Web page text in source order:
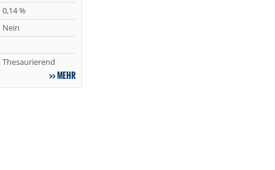
0,14 %
Nein
Thesaurierend
MEHR